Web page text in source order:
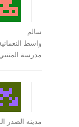
سالم
واسط
مدرسة
مدينه الصدر